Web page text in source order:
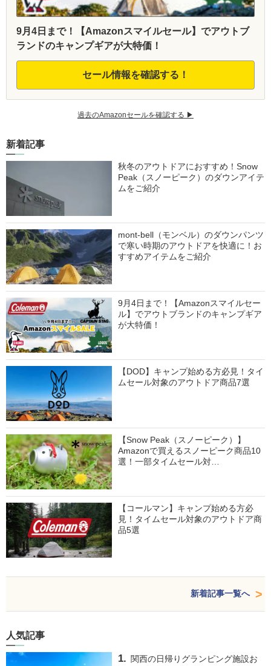
9月4日まで！【Amazonスマイルセール】でアウトブ
ランドのキャンプギアが大特価！
セール情報を確認する！
過去のAmazonセールを確認する ▶︎
新着記事
秋冬のアウトドアにおすすめ！Snow
Peak（スノーピーク）のダウンアイテ
ムをご紹介
mont-bell（モンベル）のダウンパンツ
で寒い時期のアウトドアを快適に！お
すすめアイテムをご紹介
9月4日まで！【Amazonスマイルセー
ル】でアウトブランドのキャンプギア
が大特価！
【DOD】キャンプ始める方必見！タイ
ムセール対象のアウトドア商品7選
【Snow Peak（スノーピーク）】
Amazonで買えるスノーピーク商品10
選！一部タイムセール対…
【コールマン】キャンプ始める方必
見！タイムセール対象のアウトドア商
品5選
新着記事一覧へ
人気記事
関西の日帰りグランピング施設お